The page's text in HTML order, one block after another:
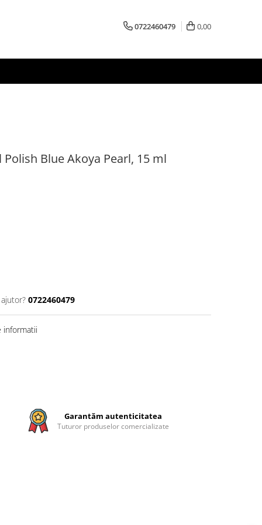
0722460479 0,00
Blue Akoya Pearl, 15 ml
0722460479
informatii
Garantăm autenticitatea
Tuturor produselor comercializate